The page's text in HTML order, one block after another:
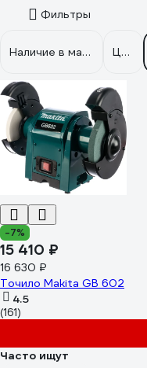
Фильтры
Наличие в магазинах Цена
-7%
15 410 ₽
16 630 ₽
Точило Makita GB 602
4.5
(161)
Часто ищут